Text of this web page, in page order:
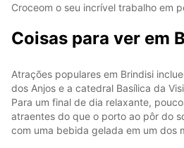
Croceom o seu incrível trabalho em
Coisas para ver em
Atrações populares em Brindisi
dos Anjos e a catedral Basílica da
Para um final de dia relaxante,
atraentes do que o porto ao pôr do
com uma bebida gelada em um dos